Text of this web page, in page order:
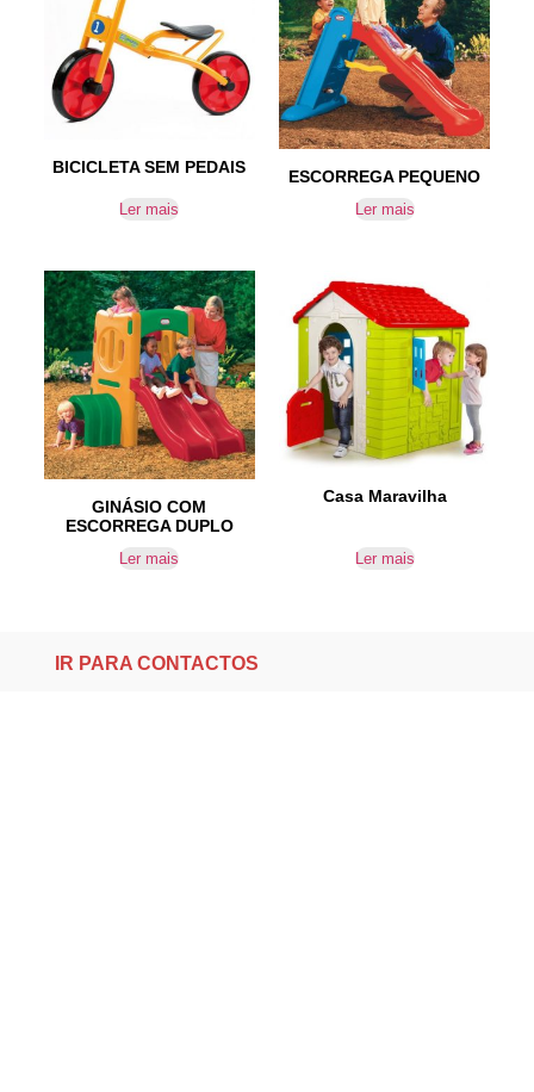
BICICLETA SEM PEDAIS
Ler mais
ESCORREGA PEQUENO
Ler mais
GINÁSIO COM
ESCORREGA DUPLO
Ler mais
Casa Maravilha
Ler mais
IR PARA CONTACTOS